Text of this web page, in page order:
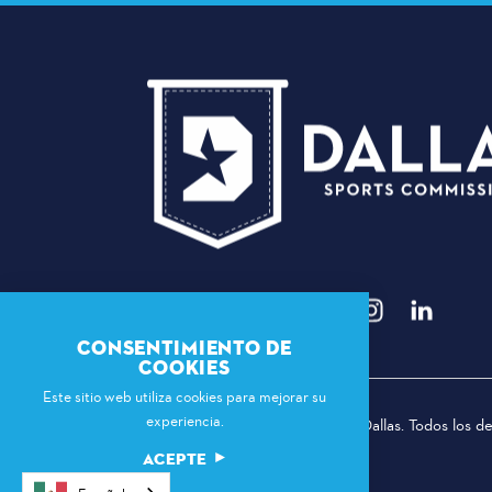
© 2026 Comisión Deportiva de Dallas. Todos los
CONSENTIMIENTO DE
COOKIES
Este sitio web utiliza cookies para mejorar su
experiencia.
ACEPTE